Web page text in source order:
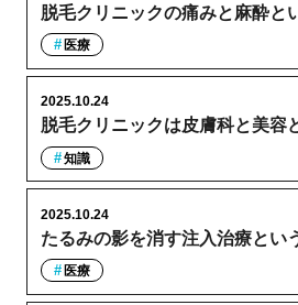
脱毛クリニックの痛みと麻酔と
医療
脱毛クリニックは皮膚科と美容
2025.10.24
知識
たるみの影を消す注入治療とい
2025.10.24
医療